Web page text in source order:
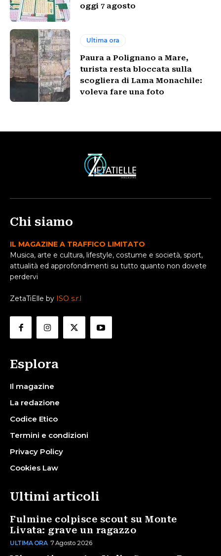
oggi 7 agosto
Ultima ora
Paura a Polignano a Mare,
turista resta bloccata sulla
scogliera di Lama Monachile:
voleva fare una foto
Chi siamo
IL MAGAZINE A TRAFFICO LIMITATO
Musica, arte e cultura, lifestyle, costume e società, sport,
attualità ed approfondimenti su tutto quanto non dovete
perdervi
ZetaTiElle by ISO s.r.l
Esplora
Il magazine
La redazione
Codice Etico
Termini e condizioni
Privacy Policy
Cookies Law
Ultimi articoli
Fulmine colpisce scout su Monte
Livata: grave un ragazzo
ULTIMA ORA 7 Agosto 2026